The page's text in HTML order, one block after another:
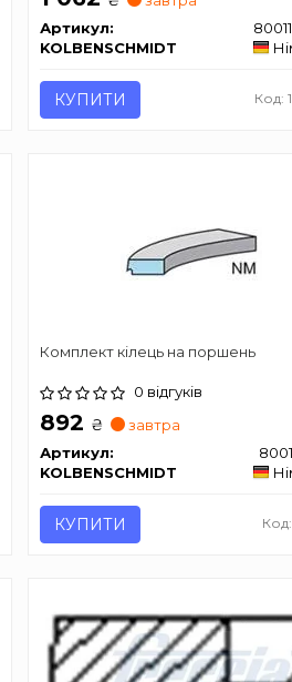
Артикул:
KOLBENSCHMIDT
КУПИТИ Код:
Комплект кілець на поршень
0 відгуків
892 ₴
завтра
Артикул:
KOLBENSCHMIDT
КУПИТИ Код: